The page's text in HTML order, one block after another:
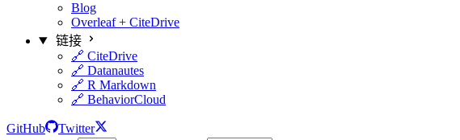
Blog
Overleaf + CiteDrive
链接
🔗 CiteDrive
🔗 Datanautes
🔗 R Markdown
🔗 BehaviorCloud
GitHub Twitter